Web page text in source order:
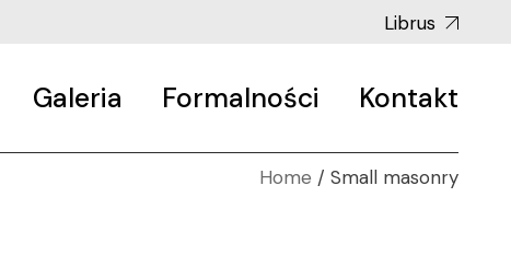
Librus
Galeria Formalności Kontakt
Home Small masonry